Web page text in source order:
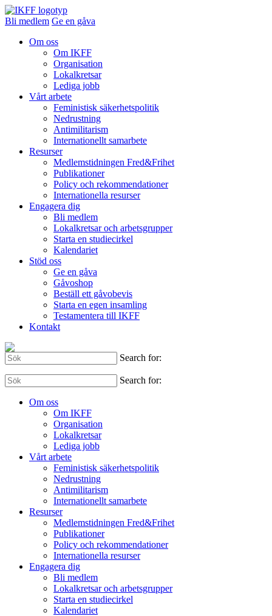
Bli medlem Ge en gåva
Om oss
Om IKFF
Organisation
Lokalkretsar
Lediga jobb
Vårt arbete
Feministisk säkerhetspolitik
Nedrustning
Antimilitarism
Internationellt samarbete
Resurser
Medlemstidningen Fred&Frihet
Publikationer
Policy och rekommendationer
Internationella resurser
Engagera dig
Bli medlem
Lokalkretsar och arbetsgrupper
Starta en studiecirkel
Kalendariet
Stöd oss
Ge en gåva
Gåvoshop
Beställ ett gåvobevis
Starta en egen insamling
Testamentera till IKFF
Kontakt
Search for:
Search for:
Om oss
Om IKFF
Organisation
Lokalkretsar
Lediga jobb
Vårt arbete
Feministisk säkerhetspolitik
Nedrustning
Antimilitarism
Internationellt samarbete
Resurser
Medlemstidningen Fred&Frihet
Publikationer
Policy och rekommendationer
Internationella resurser
Engagera dig
Bli medlem
Lokalkretsar och arbetsgrupper
Starta en studiecirkel
Kalendariet